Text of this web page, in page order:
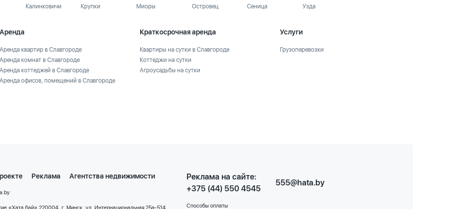
Калинковичи
Крупки
Миоры
Островец
Сеница
Узда
Аренда
Аренда квартир в Славгороде
Аренда комнат в Славгороде
Аренда коттеджей в Славгороде
Аренда офисов, помещений в Славгороде
Краткосрочная аренда
Квартиры на сутки в Славгороде
Коттеджи на сутки
Агроусадьбы на сутки
Услуги
Грузоперевозки
Реклама Агентства недвижимости
Реклама на сайте:
+375 (44) 550 4545
555@hata.by
Способы оплаты